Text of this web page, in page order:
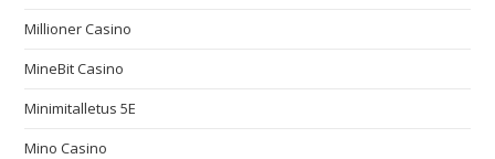
Millioner Casino
MineBit Casino
Minimitalletus 5E
Mino Casino